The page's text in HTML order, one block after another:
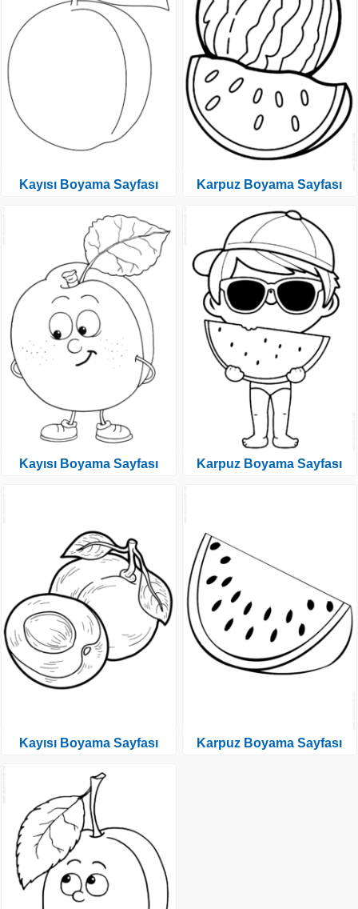
Kayısı Boyama Sayfası
Kayısı Boyama Sayfası
Kayısı Boyama Sayfası
Karpuz Boyama Sayfası
Karpuz Boyama Sayfası
Karpuz Boyama Sayfası